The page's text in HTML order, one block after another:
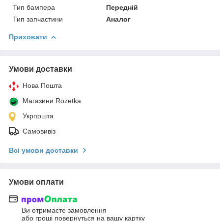
Тип бампера
Передній
Тип запчастини
Аналог
Приховати
Умови доставки
Нова Пошта
Магазини Rozetka
Укрпошта
Самовивіз
Всі умови доставки
Умови оплати
Ви отримаєте замовлення
або гроші повернуться на вашу картку